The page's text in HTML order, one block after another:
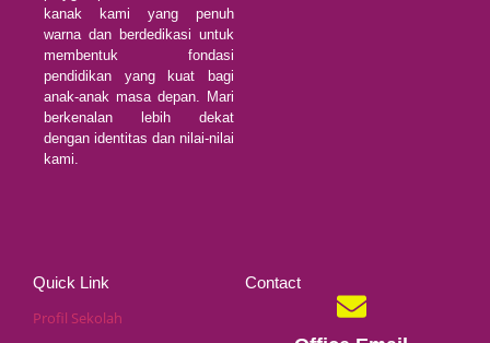
kanak kami yang penuh
warna dan berdedikasi untuk
membentuk fondasi
pendidikan yang kuat bagi
anak-anak masa depan. Mari
berkenalan lebih dekat
dengan identitas dan nilai-nilai
kami.
Quick Link
Profil Sekolah
Contact